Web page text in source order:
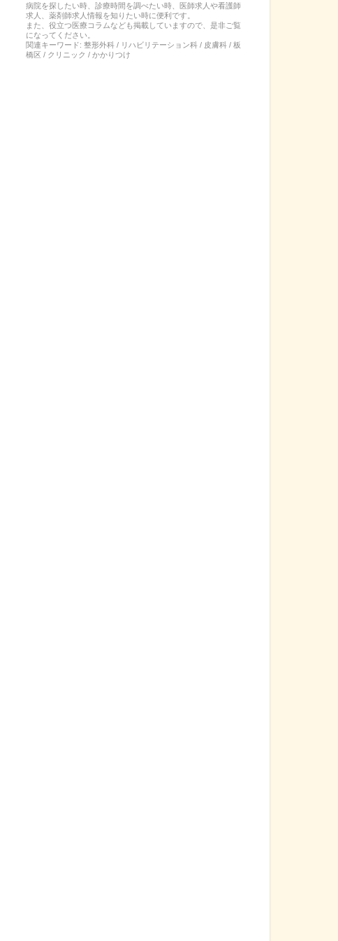
病院を探したい時、診療時間を調べたい時、医師求人や看護師
求人、薬剤師求人情報を知りたい時に便利です。
また、役立つ医療コラムなども掲載していますので、是非ご覧
になってください。
関連キーワード: 整形外科 / リハビリテーション科 / 皮膚科 / 板
橋区 / クリニック / かかりつけ